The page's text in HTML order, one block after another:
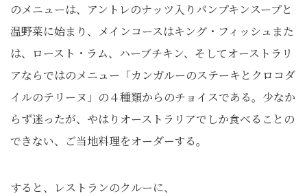
のメニューは、アントレのナッツ入りパンプキンスープと
温野菜に始まり、メインコースはキング・フィッシュまた
は、ロースト・ラム、ハーブチキン、そしてオーストラリ
アならではのメニュー「カンガルーのステーキとクロコダ
イルのテリーヌ」の４種類からのチョイスである。少なか
らず迷ったが、やはりオーストラリアでしか食べることの
できない、ご当地料理をオーダーする。
すると、レストランのクルーに、